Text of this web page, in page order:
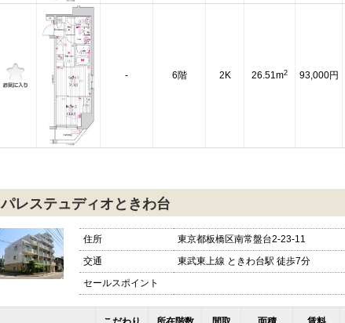
- 6階 2K 26.51m2 93,000円
パレステュディオときわ台
住所
東京都板橋区南常盤台2-23-11
交通
東武東上線 ときわ台駅 徒歩7分
セールスポイント